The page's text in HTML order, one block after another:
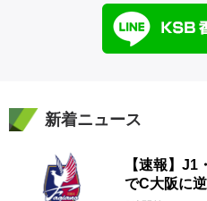
新着ニュース
【速報】
でC大阪に